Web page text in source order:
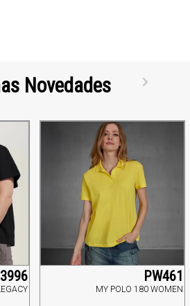
Novedades
PW461
MY POLO 180 WOMEN